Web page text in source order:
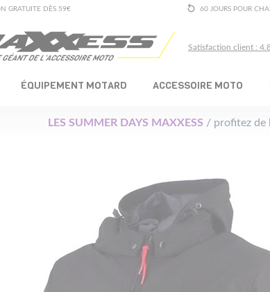
GRATUITE DÈS 59€ 60 JOURS POUR
Satisfaction client :
ÉQUIPEMENT MOTARD ACCESSOIRE MOTO
LES SUMMER DAYS MAXXESS / profitez de